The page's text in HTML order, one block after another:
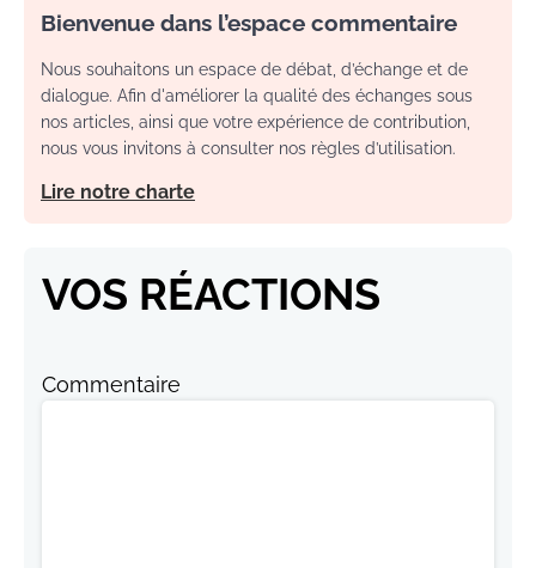
Bienvenue dans l’espace commentaire
Nous souhaitons un espace de débat, d’échange et de
dialogue. Afin d'améliorer la qualité des échanges sous
nos articles, ainsi que votre expérience de contribution,
nous vous invitons à consulter nos règles d’utilisation.
Lire notre charte
VOS RÉACTIONS
Commentaire